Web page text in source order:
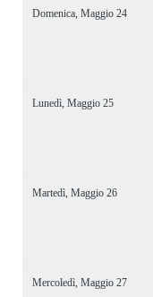
Domenica, Maggio 24
Lunedì, Maggio 25
Martedì, Maggio 26
Mercoledì, Maggio 27